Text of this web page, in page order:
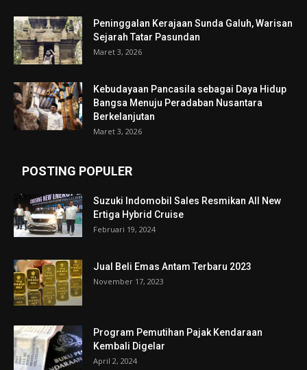
Peninggalan Kerajaan Sunda Galuh, Warisan
Sejarah Tatar Pasundan
Maret 3, 2026
Kebudayaan Pancasila sebagai Daya Hidup
Bangsa Menuju Peradaban Nusantara
Berkelanjutan
Maret 3, 2026
POSTING POPULER
Suzuki Indomobil Sales Resmikan All New
Ertiga Hybrid Cruise
Februari 19, 2024
Jual Beli Emas Antam Terbaru 2023
November 17, 2023
Program Pemutihan Pajak Kendaraan
Kembali Digelar
April 2, 2024